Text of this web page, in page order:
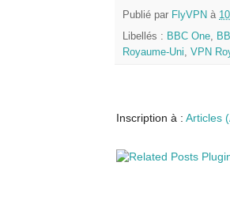
Publié par FlyVPN à
Libellés : BBC One
Royaume-Uni
VPN
Inscription à : Articles